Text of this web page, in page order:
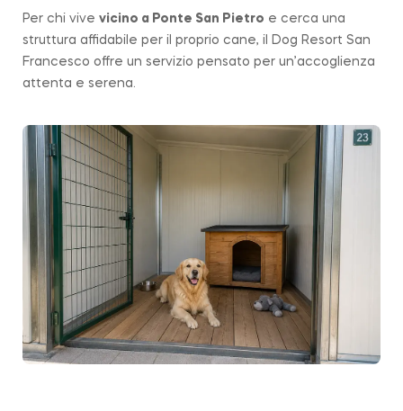
Per chi vive vicino a Ponte San Pietro e cerca una
struttura affidabile per il proprio cane, il Dog Resort San
Francesco offre un servizio pensato per un’accoglienza
attenta e serena.